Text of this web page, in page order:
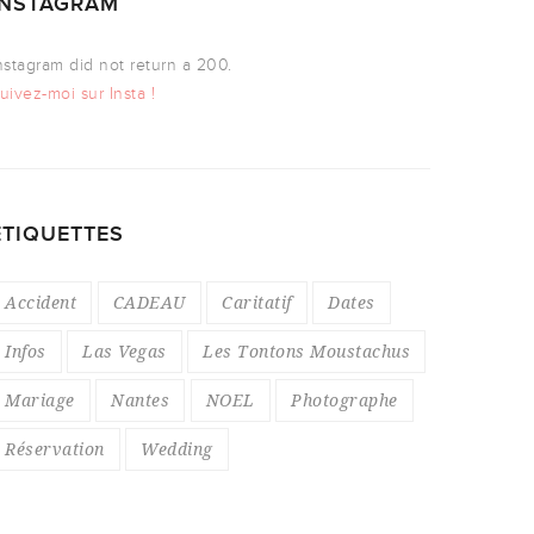
did not return a 200.
moi sur Insta !
Accident CADEAU Caritatif Dates
Infos Las Vegas Les Tontons Moustachus
Mariage Nantes NOEL Photographe
Réservation Wedding